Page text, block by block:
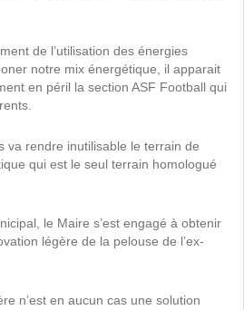
de l’utilisation des énergies
notre mix énergétique, il apparait
en péril la section ASF Football qui
va rendre inutilisable le terrain de
qui est le seul terrain homologué
le Maire s’est engagé à obtenir
légère de la pelouse de l’ex-
n’est en aucun cas une solution